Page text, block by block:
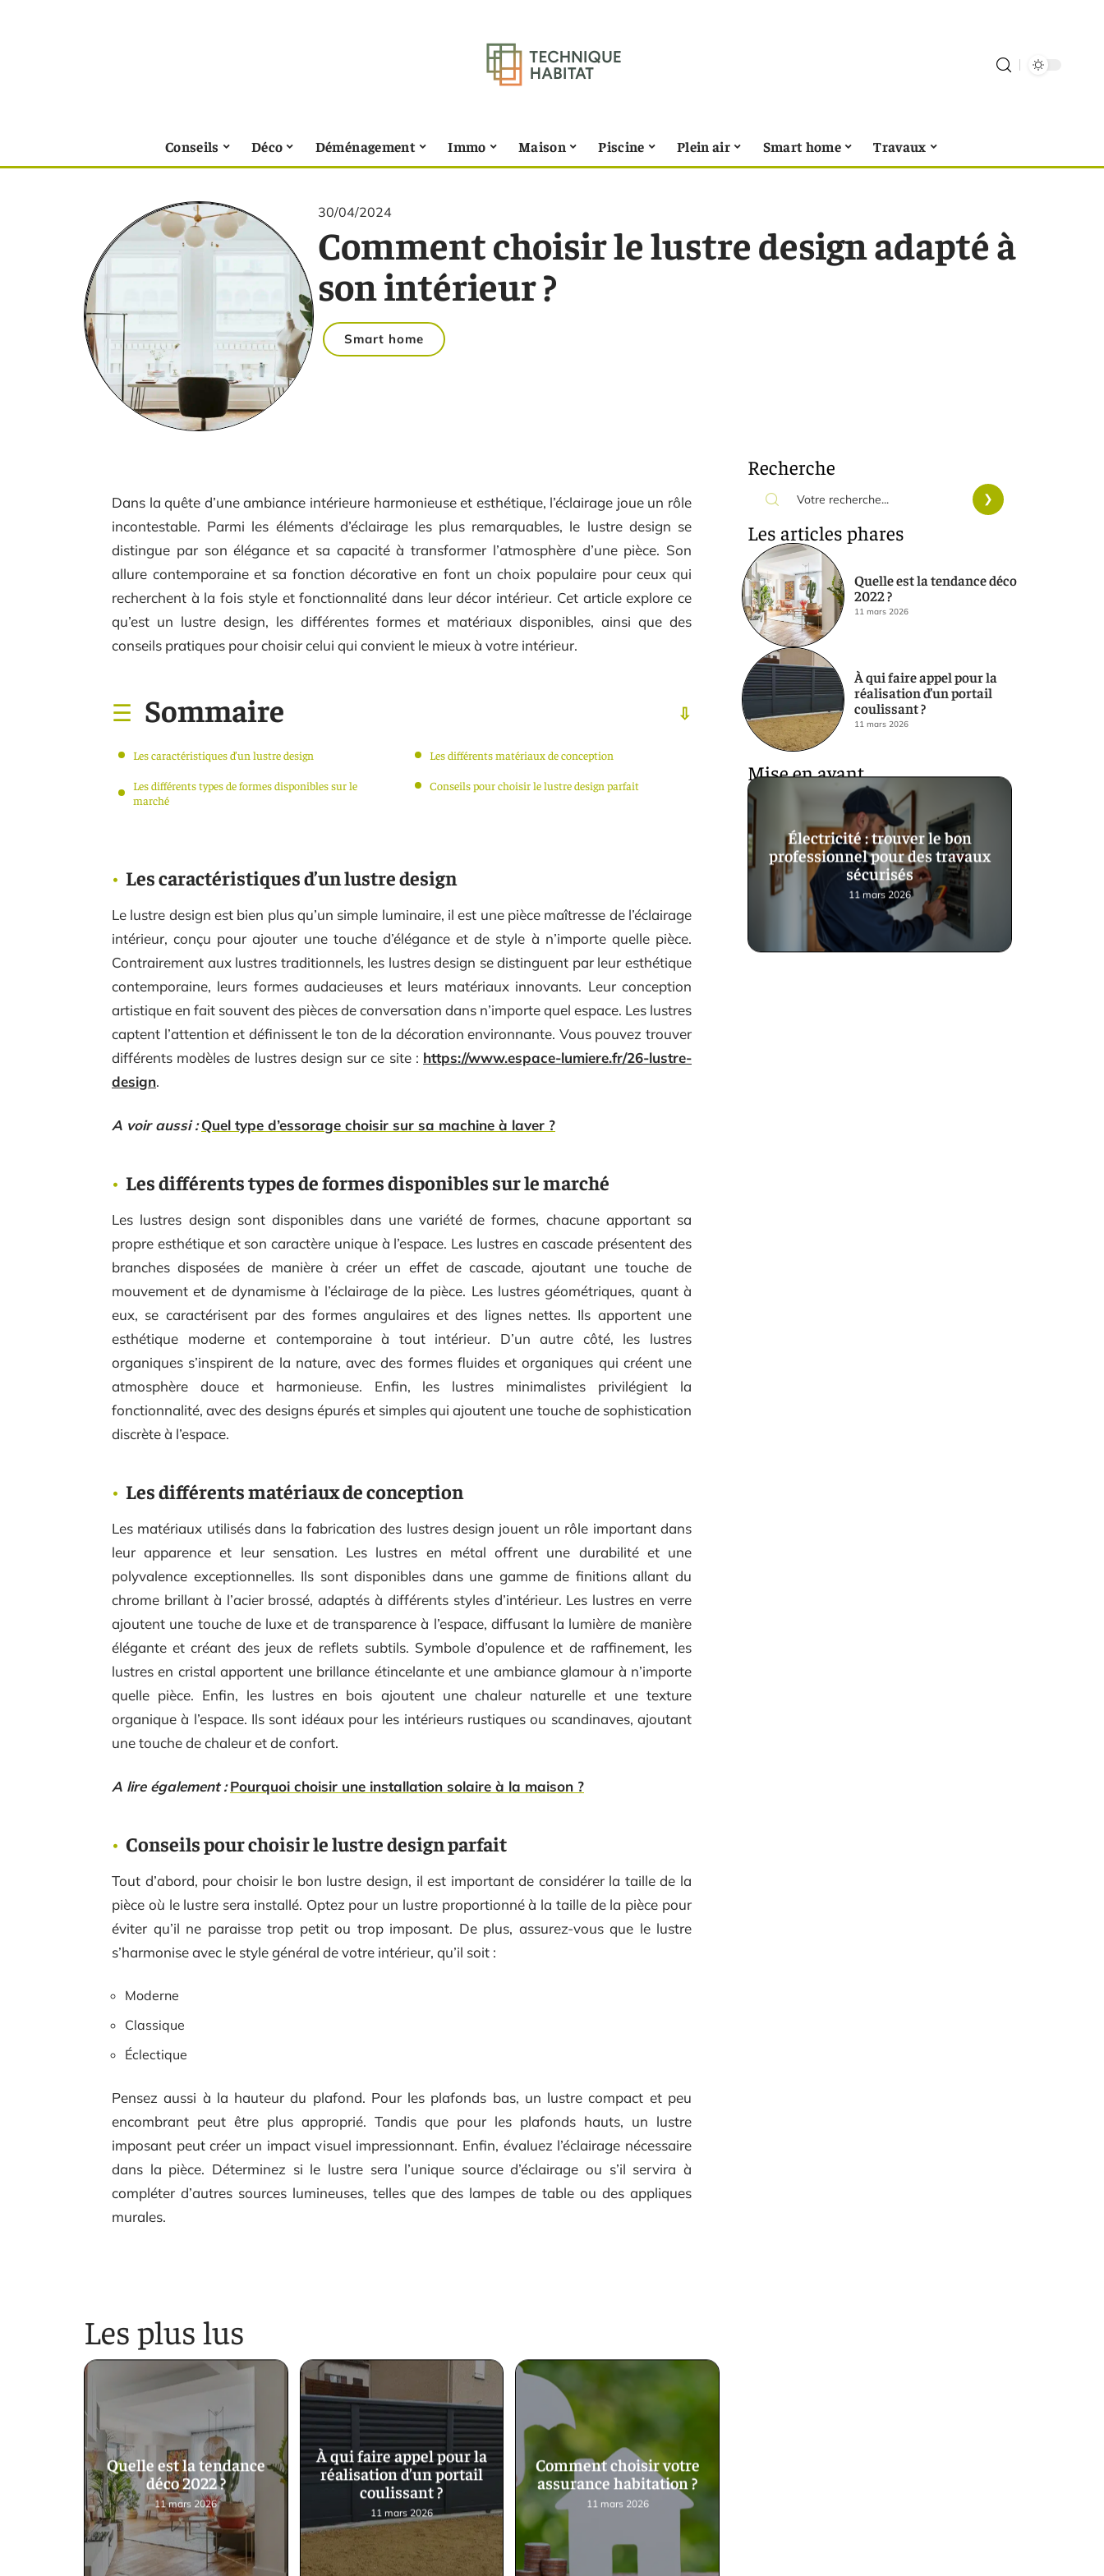
Conseils Déco Déménagement Immo Maison Piscine Plein air Smart home Travaux
30/04/2024
Comment choisir le lustre design adapté à
son intérieur ?
Smart home
Dans la quête d’une ambiance intérieure harmonieuse et esthétique, l’éclairage joue un rôle
incontestable. Parmi les éléments d’éclairage les plus remarquables, le lustre design se
distingue par son élégance et sa capacité à transformer l’atmosphère d’une pièce. Son
allure contemporaine et sa fonction décorative en font un choix populaire pour ceux qui
recherchent à la fois style et fonctionnalité dans leur décor intérieur. Cet article explore ce
qu’est un lustre design, les différentes formes et matériaux disponibles, ainsi que des
conseils pratiques pour choisir celui qui convient le mieux à votre intérieur.
Sommaire
Les caractéristiques d’un lustre design
Les différents types de formes disponibles sur le
marché
Les différents matériaux de conception
Conseils pour choisir le lustre design parfait
Les caractéristiques d’un lustre design
Le lustre design est bien plus qu’un simple luminaire, il est une pièce maîtresse de l’éclairage
intérieur, conçu pour ajouter une touche d’élégance et de style à n’importe quelle pièce.
Contrairement aux lustres traditionnels, les lustres design se distinguent par leur esthétique
contemporaine, leurs formes audacieuses et leurs matériaux innovants. Leur conception
artistique en fait souvent des pièces de conversation dans n’importe quel espace. Les lustres
captent l’attention et définissent le ton de la décoration environnante. Vous pouvez trouver
différents modèles de lustres design sur ce site : https://www.espace-lumiere.fr/26-lustre-
design.
A voir aussi : Quel type d’essorage choisir sur sa machine à laver ?
Les différents types de formes disponibles sur le marché
Les lustres design sont disponibles dans une variété de formes, chacune apportant sa
propre esthétique et son caractère unique à l’espace. Les lustres en cascade présentent des
branches disposées de manière à créer un effet de cascade, ajoutant une touche de
mouvement et de dynamisme à l’éclairage de la pièce. Les lustres géométriques, quant à
eux, se caractérisent par des formes angulaires et des lignes nettes. Ils apportent une
esthétique moderne et contemporaine à tout intérieur. D’un autre côté, les lustres
organiques s’inspirent de la nature, avec des formes fluides et organiques qui créent une
atmosphère douce et harmonieuse. Enfin, les lustres minimalistes privilégient la
fonctionnalité, avec des designs épurés et simples qui ajoutent une touche de sophistication
discrète à l’espace.
Les différents matériaux de conception
Les matériaux utilisés dans la fabrication des lustres design jouent un rôle important dans
leur apparence et leur sensation. Les lustres en métal offrent une durabilité et une
polyvalence exceptionnelles. Ils sont disponibles dans une gamme de finitions allant du
chrome brillant à l’acier brossé, adaptés à différents styles d’intérieur. Les lustres en verre
ajoutent une touche de luxe et de transparence à l’espace, diffusant la lumière de manière
élégante et créant des jeux de reflets subtils. Symbole d’opulence et de raffinement, les
lustres en cristal apportent une brillance étincelante et une ambiance glamour à n’importe
quelle pièce. Enfin, les lustres en bois ajoutent une chaleur naturelle et une texture
organique à l’espace. Ils sont idéaux pour les intérieurs rustiques ou scandinaves, ajoutant
une touche de chaleur et de confort.
A lire également : Pourquoi choisir une installation solaire à la maison ?
Conseils pour choisir le lustre design parfait
Tout d’abord, pour choisir le bon lustre design, il est important de considérer la taille de la
pièce où le lustre sera installé. Optez pour un lustre proportionné à la taille de la pièce pour
éviter qu’il ne paraisse trop petit ou trop imposant. De plus, assurez-vous que le lustre
s’harmonise avec le style général de votre intérieur, qu’il soit :
Moderne
Classique
Éclectique
Pensez aussi à la hauteur du plafond. Pour les plafonds bas, un lustre compact et peu
encombrant peut être plus approprié. Tandis que pour les plafonds hauts, un lustre
imposant peut créer un impact visuel impressionnant. Enfin, évaluez l’éclairage nécessaire
dans la pièce. Déterminez si le lustre sera l’unique source d’éclairage ou s’il servira à
compléter d’autres sources lumineuses, telles que des lampes de table ou des appliques
murales.
Les plus lus
Quelle est la tendance
déco 2022 ?
11 mars 2026
À qui faire appel pour la
réalisation d’un portail
coulissant ?
11 mars 2026
Comment choisir votre
assurance habitation ?
11 mars 2026
Recherche
Les articles phares
Quelle est la tendance déco
2022 ?
11 mars 2026
À qui faire appel pour la
réalisation d’un portail
coulissant ?
11 mars 2026
Mise en avant
Électricité : trouver le bon
professionnel pour des travaux
sécurisés
11 mars 2026